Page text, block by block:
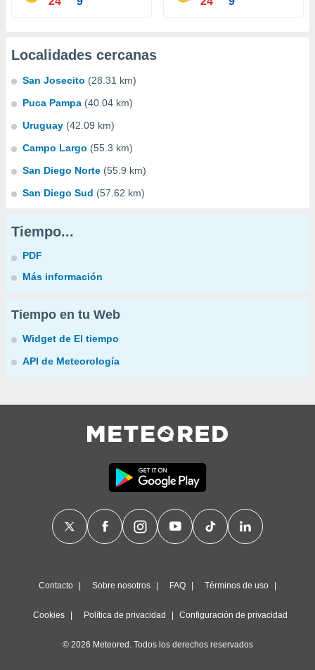
Localidades cercanas
San Josecito (28.31 km)
Puca Pampa (40.04 km)
Uruguay (42.09 km)
Campo Largo (55.3 km)
San Diego Norte (55.9 km)
San Diego Sud (57.62 km)
Tiempo...
PDF
Más información
Tiempo en tu Web
Widget de El tiempo
API de Meteorología
Contacto Sobre nosotros FAQ Términos de uso
Cookies Política de privacidad Configuración de privacidad
© 2026 Meteored. Todos los derechos reservados